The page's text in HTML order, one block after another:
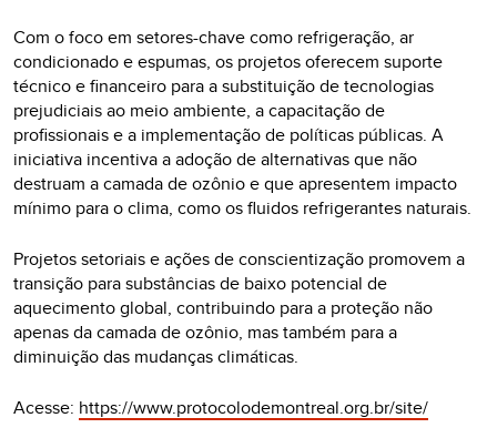
Com o foco em setores-chave como refrigeração, ar
condicionado e espumas, os projetos oferecem suporte
técnico e financeiro para a substituição de tecnologias
prejudiciais ao meio ambiente, a capacitação de
profissionais e a implementação de políticas públicas. A
iniciativa incentiva a adoção de alternativas que não
destruam a camada de ozônio e que apresentem impacto
mínimo para o clima, como os fluidos refrigerantes naturais.
Projetos setoriais e ações de conscientização promovem a
transição para substâncias de baixo potencial de
aquecimento global, contribuindo para a proteção não
apenas da camada de ozônio, mas também para a
diminuição das mudanças climáticas.
Acesse: https://www.protocolodemontreal.org.br/site/